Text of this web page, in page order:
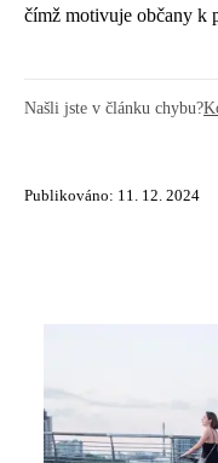
čímž motivuje občany k
Našli jste v článku chybu?
Publikováno: 11. 12. 2024